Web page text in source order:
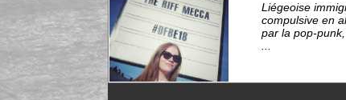
Liégeoise
compulsive en
par la pop-
...